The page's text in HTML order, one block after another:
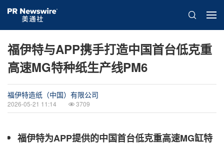
福伊特与APP携手打造中国首台低克重
高速MG特种纸生产线PM6
福伊特造纸（中国）有限公司
2026-05-21 11:14 3709
福伊特为APP提供的中国首台低克重高速MG缸特